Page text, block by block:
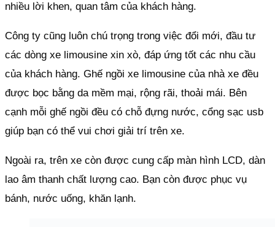
nhiều lời khen, quan tâm của khách hàng.
Công ty cũng luôn chú trọng trong việc đổi mới, đầu tư
các dòng xe limousine xin xò, đáp ứng tốt các nhu cầu
của khách hàng. Ghế ngồi xe limousine của nhà xe đều
được bọc bằng da mềm mại, rộng rãi, thoải mái. Bên
cạnh mỗi ghế ngồi đều có chỗ đựng nước, cổng sạc usb
giúp bạn có thể vui chơi giải trí trên xe.
Ngoài ra, trên xe còn được cung cấp màn hình LCD, dàn
lao âm thanh chất lượng cao. Bạn còn được phục vụ
bánh, nước uống, khăn lạnh.